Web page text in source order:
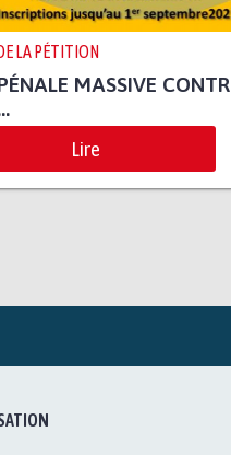
LA PÉTITION
MASSIVE
Lire